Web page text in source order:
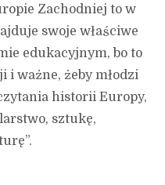
Zachodniej to w
swoje właściwe
edukacyjnym, bo to
i ważne, żeby młodzi
historii Europy,
sztukę,